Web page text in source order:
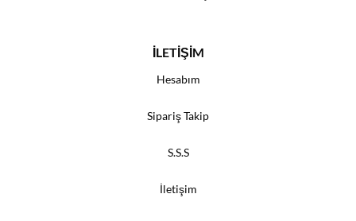
İLETİŞİM
Hesabım
Sipariş Takip
S.S.S
İletişim